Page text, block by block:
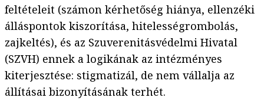
feltételeit (számon kérhetőség hiánya, ellenzéki
álláspontok kiszorítása, hitelességrombolás,
zajkeltés), és az Szuverenitásvédelmi Hivatal
(SZVH) ennek a logikának az intézményes
kiterjesztése: stigmatizál, de nem vállalja az
állításai bizonyításának terhét.